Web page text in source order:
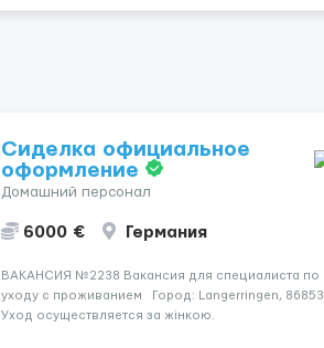
Сиделка официальное
оформление
Домашний персонал
6000 € Германия
ВАКАНСИЯ №2238 Вакансия для специалиста по
уходу с проживанием Город: Langerringen, 86853.
Уход осуществляется за жінкою.